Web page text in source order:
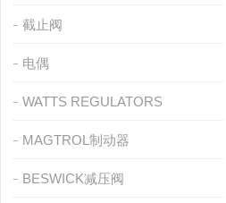
截止阀
电偶
WATTS REGULATORS
MAGTROL制动器
BESWICK减压阀